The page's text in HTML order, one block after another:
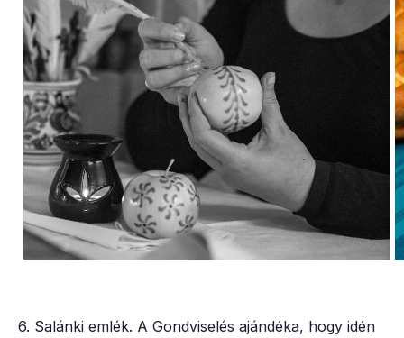
6. Salánki emlék. A Gondviselés ajándéka, hogy idén